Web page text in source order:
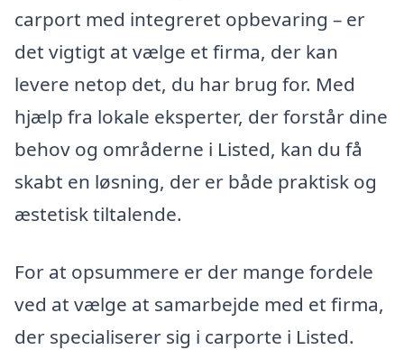
carport med integreret opbevaring – er
det vigtigt at vælge et firma, der kan
levere netop det, du har brug for. Med
hjælp fra lokale eksperter, der forstår dine
behov og områderne i Listed, kan du få
skabt en løsning, der er både praktisk og
æstetisk tiltalende.
For at opsummere er der mange fordele
ved at vælge at samarbejde med et firma,
der specialiserer sig i carporte i Listed.